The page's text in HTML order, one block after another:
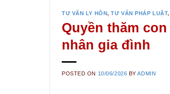
TƯ VẤN LY HÔN,TƯ VẤN PHÁP LUẬT,
Quyền thăm
nhân gia đình
POSTED ON 10/06/2026 BYADMIN